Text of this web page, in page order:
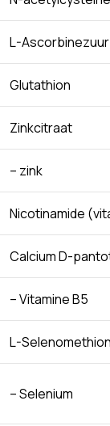
L-
Glutathion
Zinkcitraat
– zink
Nicotinamide
Calcium D-
– Vitamine B5
L-
– Selenium